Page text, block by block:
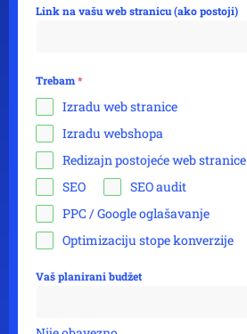
Link na vašu web stranicu (ako postoji)
Trebam*
Izradu web stranice
Izradu webshopa
Redizajn postojeće web stranice
SEO
SEO audit
PPC / Google oglašavanje
Optimizaciju stope konverzije
Vaš planirani budžet